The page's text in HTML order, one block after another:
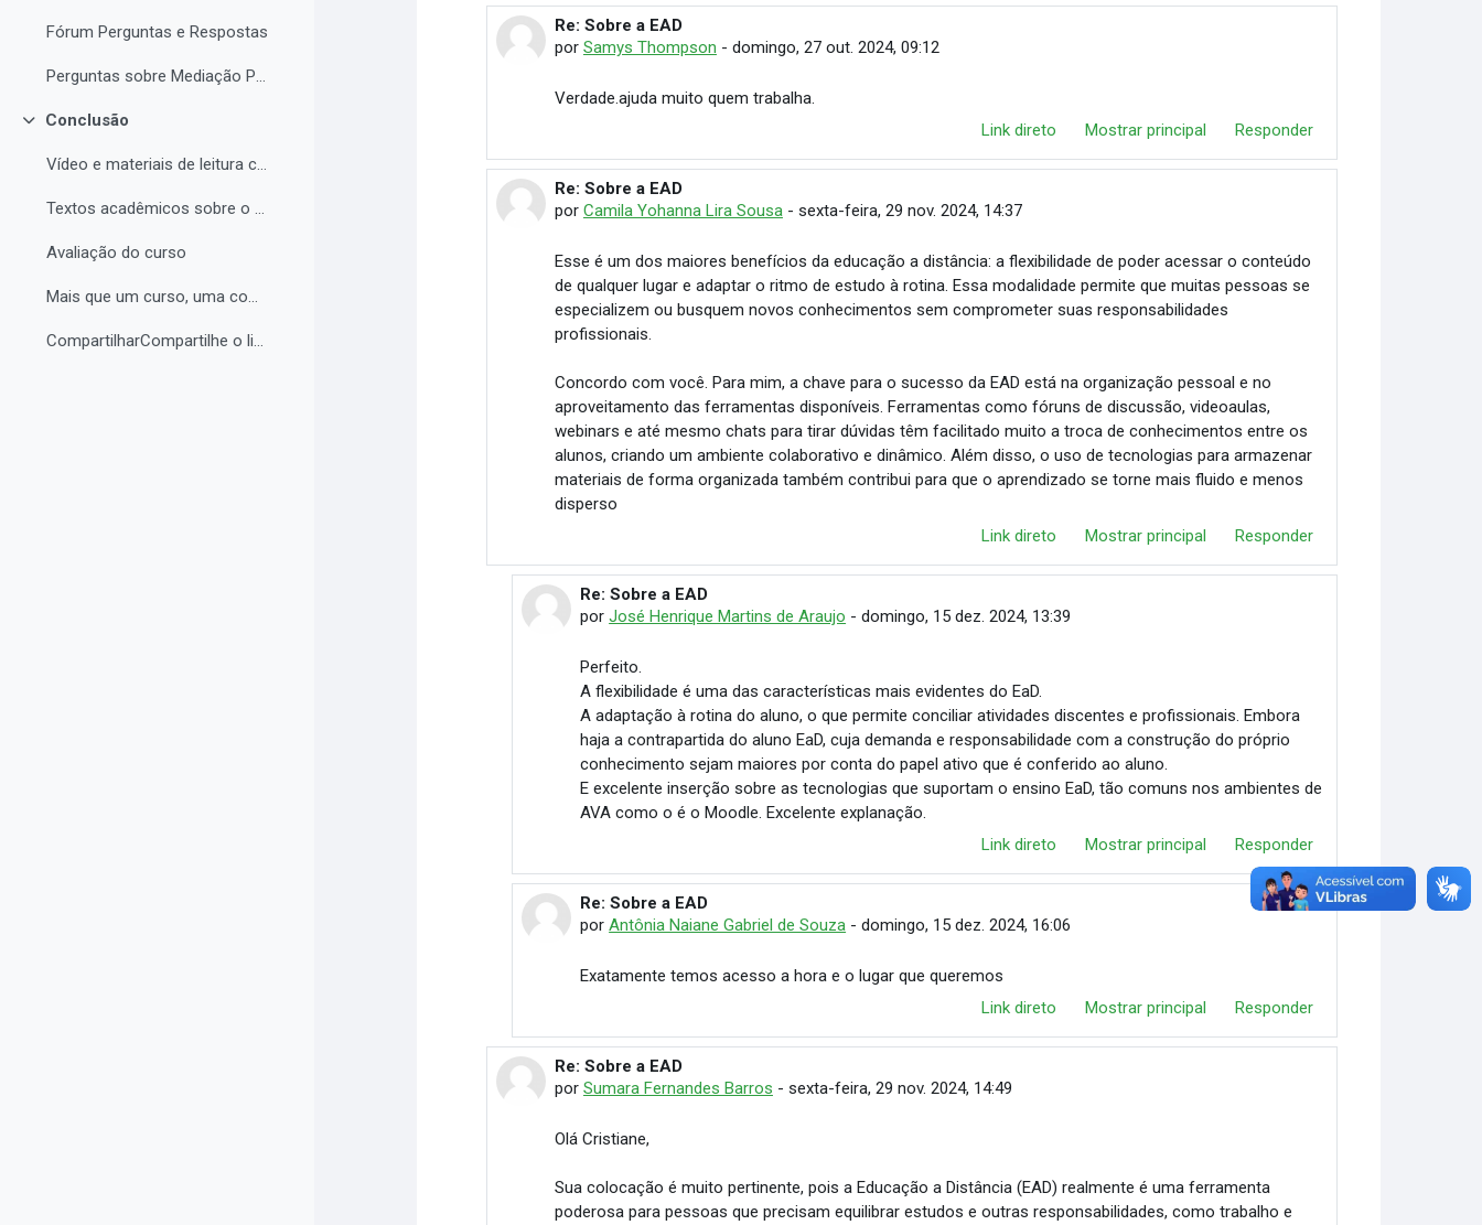
Fórum Perguntas e Respostas
Perguntas sobre Mediação Pedagógica
Contrair
Conclusão
Vídeo e materiais de leitura complementar
Textos acadêmicos sobre o curso (para aprofundamento opcional)
Avaliação do curso
Mais que um curso, uma comunidade de aprendizagem!...
CompartilharCompartilhe o link do curso em suas re...
Em resposta à Cristiane Leticia Pereira de Faria
Re: Sobre a EAD
por Samys Thompson - domingo, 27 out. 2024, 09:12
Verdade.ajuda muito quem trabalha.
Link direto
Mostrar principal Responder
Em resposta à Cristiane Leticia Pereira de Faria
Re: Sobre a EAD
por Camila Yohanna Lira Sousa- sexta-feira, 29 nov. 2024, 14:37
Esse é um dos maiores benefícios da educação a distância: a flexibilidade de poder acessar o conteúdo
de qualquer lugar e adaptar o ritmo de estudo à rotina. Essa modalidade permite que muitas pessoas se
especializem ou busquem novos conhecimentos sem comprometer suas responsabilidades
profissionais.
Concordo com você. Para mim, a chave para o sucesso da EAD está na organização pessoal e no
aproveitamento das ferramentas disponíveis. Ferramentas como fóruns de discussão, videoaulas,
webinars e até mesmo chats para tirar dúvidas têm facilitado muito a troca de conhecimentos entre os
alunos, criando um ambiente colaborativo e dinâmico. Além disso, o uso de tecnologias para armazenar
materiais de forma organizada também contribui para que o aprendizado se torne mais fluido e menos
disperso
Link direto
Mostrar principal Responder
Em resposta à Camila Yohanna Lira Sousa
Re: Sobre a EAD
porJosé Henrique Martins de Araujo -domingo, 15 dez. 2024, 13:39
Perfeito.
A flexibilidade é uma das características mais evidentes do EaD.
A adaptação à rotina do aluno, o que permite conciliar atividades discentes e profissionais. Embora
haja a contrapartida do aluno EaD, cuja demanda e responsabilidade com a construção do próprio
conhecimento sejam maiores por conta do papel ativo que é conferido ao aluno.
E excelente inserção sobre as tecnologias que suportam o ensino EaD, tão comuns nos ambientes de
AVA como o é o Moodle. Excelente explanação.
Link direto
Mostrar principal Responder
Em resposta à Camila Yohanna Lira Sousa
Re: Sobre a EAD
porAntônia Naiane Gabriel de Souza -domingo, 15 dez. 2024, 16:06
Exatamente temos acesso a hora e o lugar que queremos
Link direto
Mostrar principal Responder
Em resposta à Cristiane Leticia Pereira de Faria
Re: Sobre a EAD
por Sumara Fernandes Barros - sexta-feira, 29 nov. 2024, 14:49
Olá Cristiane,
Sua colocação é muito pertinente, pois a Educação a Distância (EAD) realmente é uma ferramenta
poderosa para pessoas que precisam equilibrar estudos e outras responsabilidades, como trabalho e